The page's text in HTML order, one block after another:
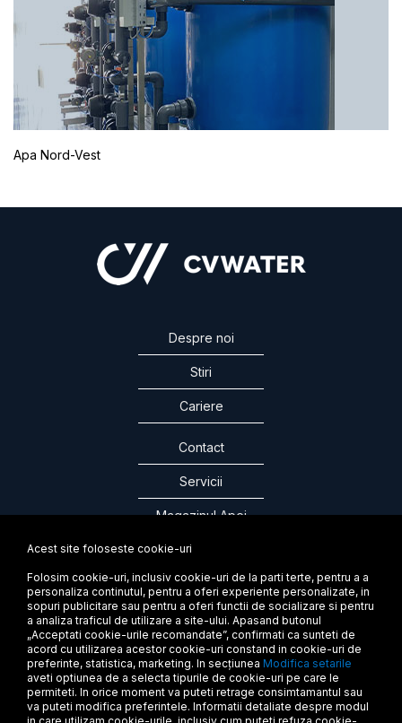
Apa Nord-Vest
Despre noi
Stiri
Cariere
Contact
Servicii
Magazinul Apei
ABONEAZA-TE LA NEWSLETTER
Acest site foloseste cookie-uri
Folosim cookie-uri, inclusiv cookie-uri de la parti terte, pentru a a
personaliza continutul, pentru a oferi experiente personalizate, in
sopuri publicitare sau pentru a oferi functii de socializare si pentru
a analiza traficul de utilizare a site-ului. Apasand butonul
„Acceptati cookie-urile recomandate”, confirmati ca sunteti de
acord cu utilizarea acestor cookie-uri constand in cookie-uri de
preferinte, statistica, marketing. In secțiunea Modifica setarile
aveti optiunea de a selecta tipurile de cookie-uri pe care le
permiteti. In orice moment va puteti retrage consimtamantul sau
va puteti modifica preferintele. Informatii detaliate despre modul